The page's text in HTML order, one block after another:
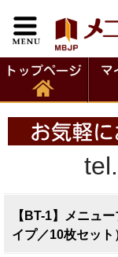
tel.
【BT-1】メニュ
イプ／10枚セット